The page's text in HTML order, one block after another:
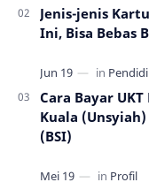
Jenis-jenis
Ini, Bisa Bebas
Cara Bayar
Kuala
(BSI)